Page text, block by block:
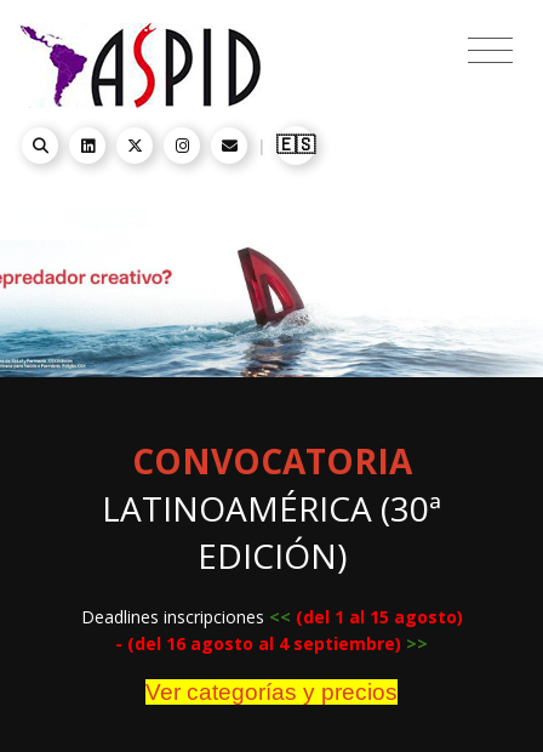
| 🇪🇸
CONVOCATORIA
LATINOAMÉRICA (30ª
EDICIÓN)
Deadlines inscripciones << (del 1 al 15 agosto)
- (del 16 agosto al 4 septiembre) >>
Ver categorías y precios